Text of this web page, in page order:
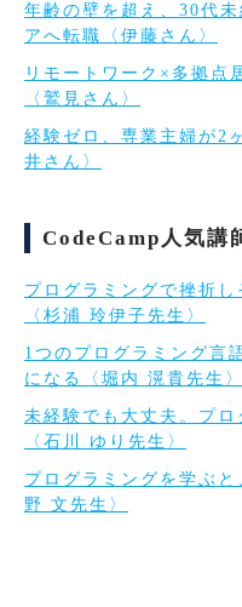
年齢の壁を超え、30代
アへ転職〈伊藤さん〉
リモートワーク×多拠点
〈鷲見さん〉
経験ゼロ、専業主婦が2
井さん〉
CodeCamp人気講
プログラミングで挫折
〈杉浦 玲伊子先生〉
1つのプログラミング言
になる〈堀内 滉貴先生〉
未経験でも大丈夫。プ
〈石川 ゆり先生〉
プログラミングを学ぶ
野 文先生〉